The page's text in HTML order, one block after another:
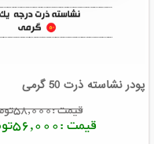
پودر نشاسته ذرت 50 گرمی
قیمت :58,000تومان
قیمت :56,000تومان